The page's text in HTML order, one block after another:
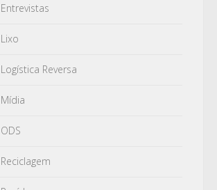
Entrevistas
Lixo
Logística Reversa
Mídia
ODS
Reciclagem